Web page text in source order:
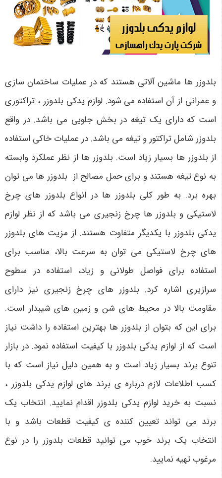
بلدوزر ها ماشین آلاتی هستند که در عملیات ساختمان سازی
و عمرانی از آن استفاده می شود. لوازم یدکی بلدوزر ، تراکتوری
است که دارای یک تیغه در بخش جلویی می باشد. در واقع
بلدوزر شامل تراکتور و تیغه می باشد. در عملیات خاکی استفاده
از بلدوزر ها بسیار زیاد است. بلدوزر ها از نظر عملکرد وابسته
به نوع تیغه هستند و برای حمل مصالح از بلدوزر ها می توان
بهره برد. به طور کلی بلدوزر ها در انواع بلدوزر های چرخ
لاستیکی و بلدوزر ها چرخ زنجیری می باشد که از نظر لوازم
یدکی بلدوزر با یکدیگر متفاوت هستند. از مزیت های بلدوزر
های چرخ لاستیکی می توان به سرعت بالا، مناسب برای
استفاده برای فواصل طولانی و زیاد، استفاده در سطوح
سرازیری اشاره کرد. بلدوزر های چرخ زنجیری نیز دارای
مقاومت بالا در محیط های شن و زمین های شیبدار است.
برای این که بتوان از بلدوزر ها بهترین استفاده را داشت نیاز
است که از لوازم یدکی بلدوزر با کیفیت استفاده نمود. در بازار
تنوع برند بسیار زیاد است و به همین دلیل نیاز است که با
کسب اطلاعات لازم درباره ی برند های لوازم یدکی بلدوزر ،
نسبت به خرید لوازم یدکی بلدوزر اقدام نمایید. انتخاب یک
برند می تواند تعیین کننده ی کیفیت قطعات باشد و با
انتخاب یک برند خوب می توانید قطعات بلدوزر را در نوع
مرغوب تهیه نمایید.